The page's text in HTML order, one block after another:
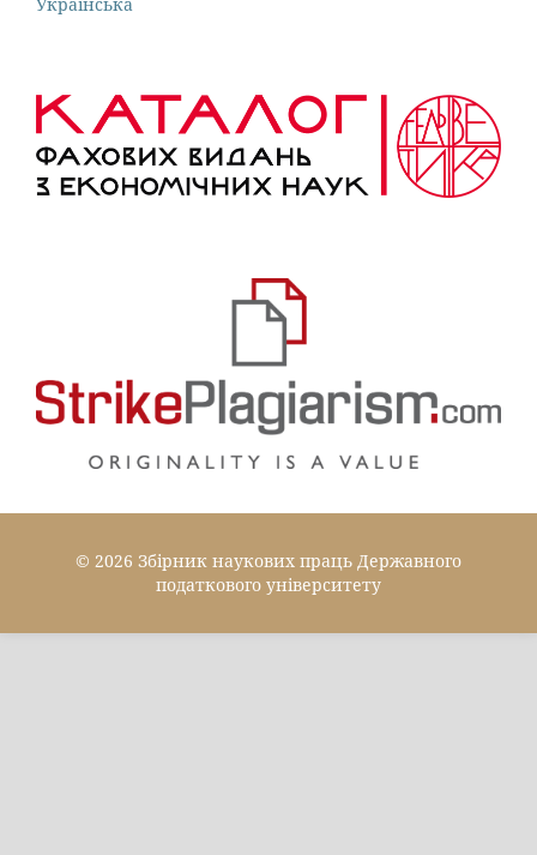
© 2026 Збірник наукових праць Державного
податкового університету